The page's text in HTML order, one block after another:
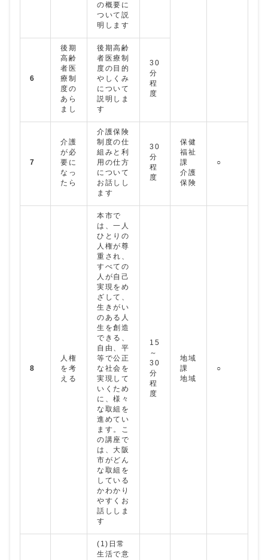
の概要に
ついて説
明します
6
後期
高齢
者医
療制
度の
あら
まし
後期高齢
者医療制
度の目的
やしくみ
について
説明しま
す
30
分
程
度
7
介護
が必
要に
なっ
たら
介護保険
制度の仕
組みと利
用の仕方
について
お話しし
ます
30
分
程
度
保健
福祉
課
介護
保険
○
8
人権
を考
える
本市で
は、一人
ひとりの
人権が尊
重され、
すべての
人が自己
実現をめ
ざして、
生きがい
のある人
生を創造
できる、
自由、平
等で公正
な社会を
実現して
いくため
に、様々
な取組を
進めてい
ます。こ
の講座で
は、大阪
市がどん
な取組を
している
かわかり
やすくお
話ししま
す
15
～
30
分
程
度
地域
課
地域
○
(1)日常
生活で意